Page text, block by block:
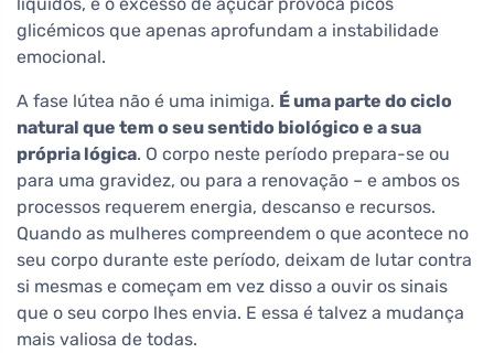
glicémicos que apenas aprofundam a instabilidade
emocional.
A fase lútea não é uma inimiga. É uma parte do ciclo
natural que tem o seu sentido biológico e a sua
própria lógica. O corpo neste período prepara-se ou
para uma gravidez, ou para a renovação – e ambos os
processos requerem energia, descanso e recursos.
Quando as mulheres compreendem o que acontece no
seu corpo durante este período, deixam de lutar contra
si mesmas e começam em vez disso a ouvir os sinais
que o seu corpo lhes envia. E essa é talvez a mudança
mais valiosa de todas.